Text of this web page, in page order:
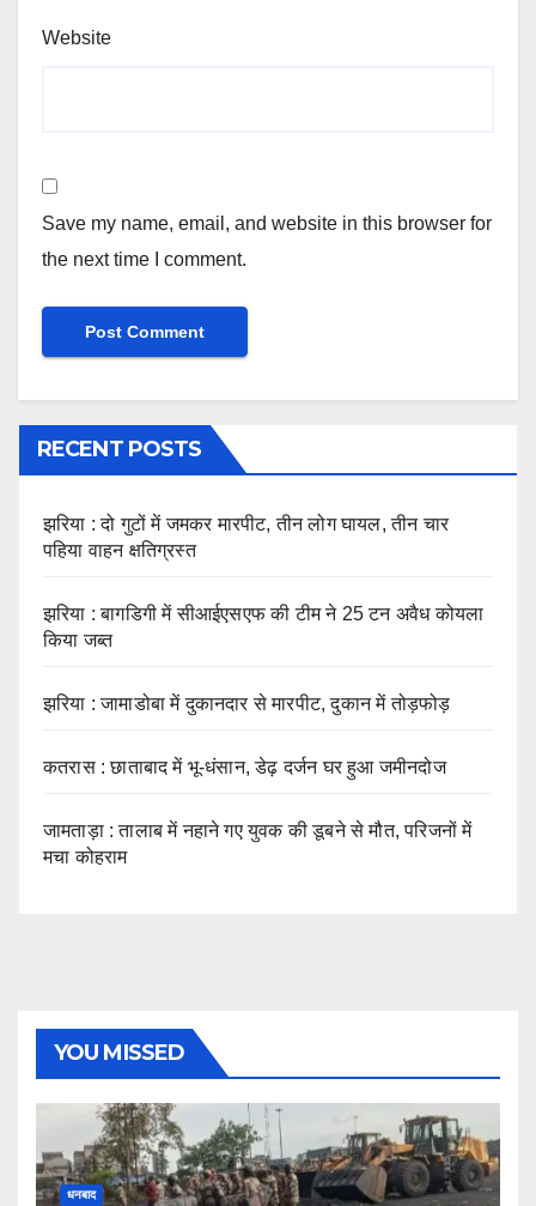
Website
Save my name, email, and website in this browser for
the next time I comment.
RECENT POSTS
झरिया : दो गुटों में जमकर मारपीट, तीन लोग घायल, तीन चार
पहिया वाहन क्षतिग्रस्त
झरिया : बागडिगी में सीआईएसएफ की टीम ने 25 टन अवैध कोयला
किया जब्त
झरिया : जामाडोबा में दुकानदार से मारपीट, दुकान में तोड़फोड़
कतरास : छाताबाद में भू-धंसान, डेढ़ दर्जन घर हुआ जमीनदोज
जामताड़ा : तालाब में नहाने गए युवक की डूबने से मौत, परिजनों में
मचा कोहराम
YOU MISSED
धनबाद